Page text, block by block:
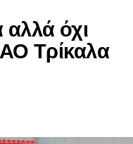
αλλά όχι
ΑΟ Τρίκαλα